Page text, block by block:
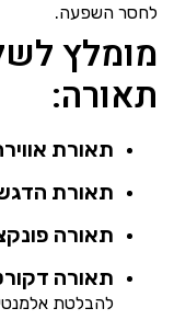
לחסר השפעה.
מומלץ
תאורה:
תאורת
תאורת
תאורה
תאורה
להבלטת